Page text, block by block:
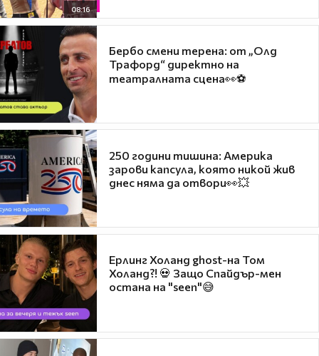
08:16
Бербо смени терена: от „Олд
Трафорд“ директно на
театралната сцена👀⚽
250 години тишина: Америка
зарови капсула, която никой жив
днес няма да отвори👀💥
Ерлинг Холанд ghost-на Том
Холанд?! 💀 Защо Спайдър-мен
остана на "seen"😅